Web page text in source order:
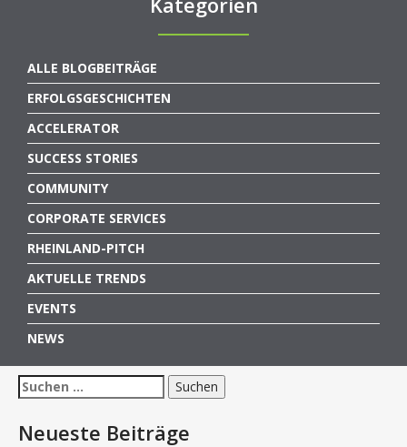
ALLE BLOGBEITRÄGE
ERFOLGSGESCHICHTEN
ACCELERATOR
SUCCESS STORIES
COMMUNITY
CORPORATE SERVICES
RHEINLAND-PITCH
AKTUELLE TRENDS
EVENTS
NEWS
Suchen
nach:
Neueste Beiträge